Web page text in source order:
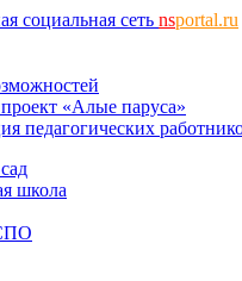
социальная сеть nsportal.ru
«Алые паруса»
педагогических
школа